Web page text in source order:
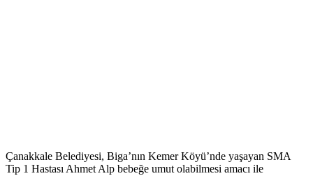
Çanakkale Belediyesi, Biga’nın Kemer Köyü’nde yaşayan SMA
Tip 1 Hastası Ahmet Alp bebeğe umut olabilmesi amacı ile